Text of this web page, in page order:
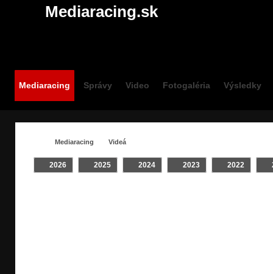
Mediaracing.sk
Mediaracing Správy Video Fotogaléria Výsledky
Mediaracing Videá
2026 2025 2024 2023 2022